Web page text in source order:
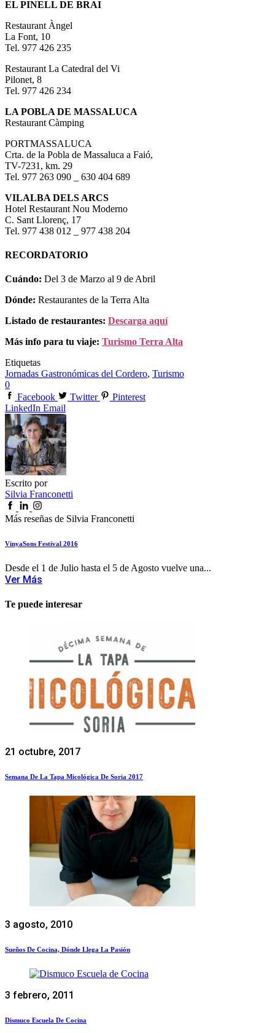
EL PINELL DE BRAI
Restaurant Àngel
La Font, 10
Tel. 977 426 235
Restaurant La Catedral del Vi
Pilonet, 8
Tel. 977 426 234
LA POBLA DE MASSALUCA
Restaurant Càmping
PORTMASSALUCA
Crta. de la Pobla de Massaluca a Faió,
TV-7231, km. 29
Tel. 977 263 090 _ 630 404 689
VILALBA DELS ARCS
Hotel Restaurant Nou Moderno
C. Sant Llorenç, 17
Tel. 977 438 012 _ 977 438 204
RECORDATORIO
Cuándo: Del 3 de Marzo al 9 de Abril
Dónde: Restaurantes de la Terra Alta
Listado de restaurantes: Descarga aquí
Más info para tu viaje: Turismo Terra Alta
Etiquetas
Jornadas Gastronómicas del Cordero, Turismo
0
Facebook
Twitter
Pinterest
LinkedIn Email
Escrito por
Silvia Franconetti
Más reseñas de Silvia Franconetti
VinyaSons Festival 2016
Desde el 1 de Julio hasta el 5 de Agosto vuelve una...
Ver Más
Te puede interesar
21 octubre, 2017
Semana De La Tapa Micológica De Soria 2017
3 agosto, 2010
Sueños De Cocina, Dónde Llega La Pasión
3 febrero, 2011
Dismuco Escuela De Cocina